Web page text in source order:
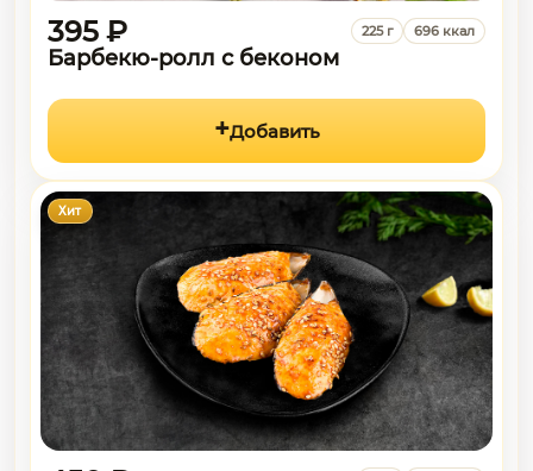
395 ₽ 225 г 696 ккал
Барбекю-ролл с беконом
Добавить
Хит